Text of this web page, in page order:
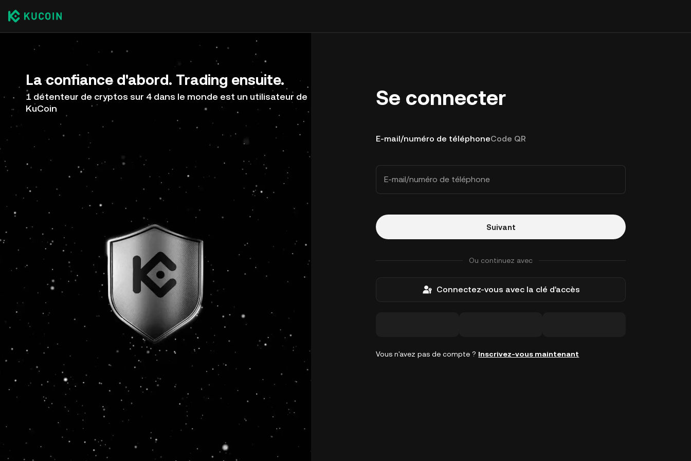
La confiance d'abord. Trading ensuite.
1 détenteur de cryptos sur 4 dans le monde est un utilisateur de
KuCoin
Se connecter
E-mail/numéro de téléphoneCode QR
E-mail/numéro de téléphone
Suivant
Ou continuez avec
Connectez-vous avec la clé d'accès
Vous n'avez pas de compte ? Inscrivez-vous maintenant